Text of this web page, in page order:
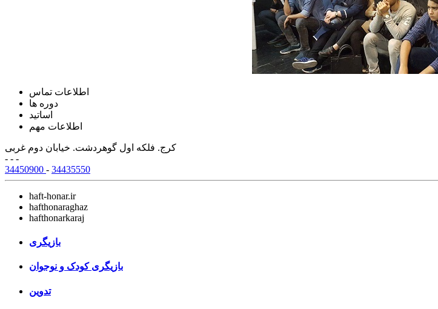
اطلاعات تماس
دوره ها
اساتید
اطلاعات مهم
کرج. فلکه اول گوهردشت. خیابان دوم غربی
- - -
34450900 - 34435550
haft-honar.ir
hafthonaraghaz
hafthonarkaraj
بازیگری
بازیگری کودک و نوجوان
تدوین